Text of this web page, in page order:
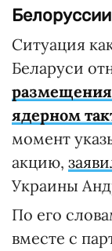
Ситуация
Беларуси
ядерном
момент
акцию,
Украины
По его
вместе с